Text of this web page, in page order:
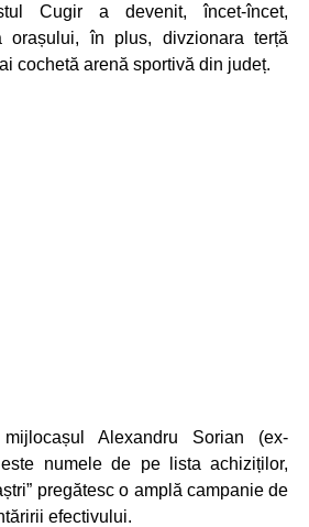
Cugir a devenit, încet-încet,
orașului, în plus, divzionara terță
cochetă arenă sportivă din județ.
Alexandru Sorian (ex-
numele de pe lista achiziților,
pregătesc o amplă campanie de
efectivului.